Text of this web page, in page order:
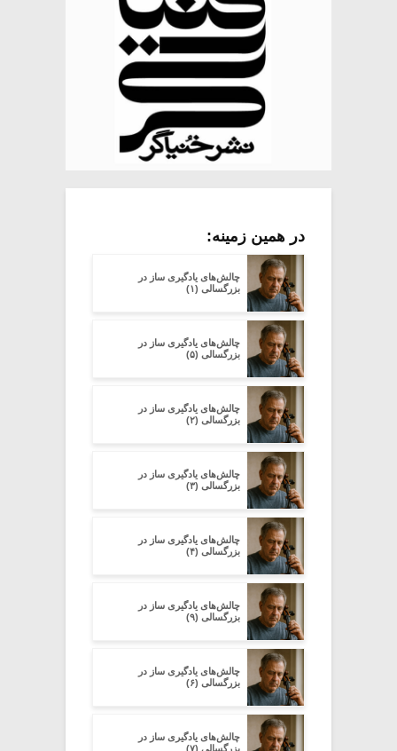
در همین زمینه:
چالش‌های یادگیری ساز در
بزرگسالی (۱)
چالش‌های یادگیری ساز در
بزرگسالی (۵)
چالش‌های یادگیری ساز در
بزرگسالی (۲)
چالش‌های یادگیری ساز در
بزرگسالی (۳)
چالش‌های یادگیری ساز در
بزرگسالی (۴)
چالش‌های یادگیری ساز در
بزرگسالی (۹)
چالش‌های یادگیری ساز در
بزرگسالی (۶)
چالش‌های یادگیری ساز در
بزرگسالی (۷)